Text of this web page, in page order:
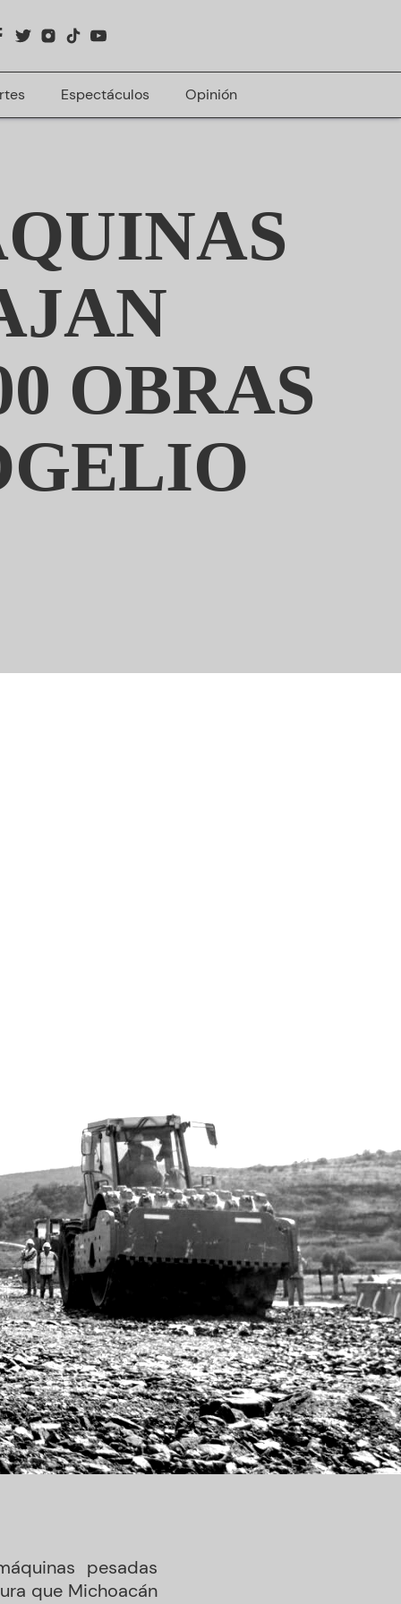
Espectáculos Opinión
OBRAS
pesadas
que Michoacán